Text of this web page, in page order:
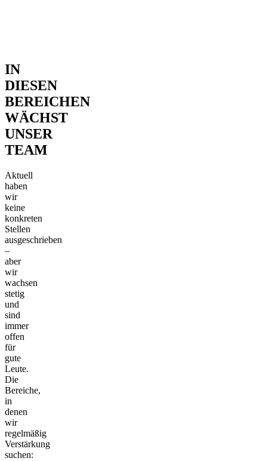
IN
DIESEN
BEREICHEN
WÄCHST
UNSER
TEAM
Aktuell
haben
wir
keine
konkreten
Stellen
ausgeschrieben
–
aber
wir
wachsen
stetig
und
sind
immer
offen
für
gute
Leute.
Die
Bereiche,
in
denen
wir
regelmäßig
Verstärkung
suchen: